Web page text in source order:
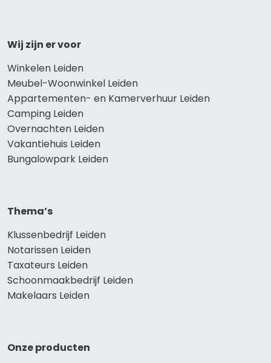
Wij zijn er voor
Winkelen Leiden
Meubel-Woonwinkel Leiden
Appartementen- en Kamerverhuur Leiden
Camping Leiden
Overnachten Leiden
Vakantiehuis Leiden
Bungalowpark Leiden
Thema’s
Klussenbedrijf Leiden
Notarissen Leiden
Taxateurs Leiden
Schoonmaakbedrijf Leiden
Makelaars Leiden
Onze producten